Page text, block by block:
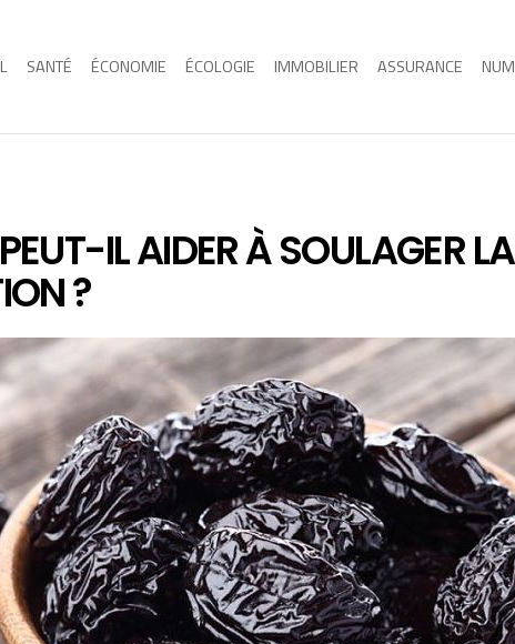
SANTÉ ÉCONOMIE ÉCOLOGIE IMMOBILIER ASSURANCE
IL AIDER À SOULAGER LA
?